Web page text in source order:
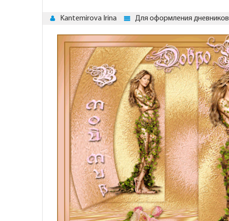
Kantemirova Irina Для оформления дневников